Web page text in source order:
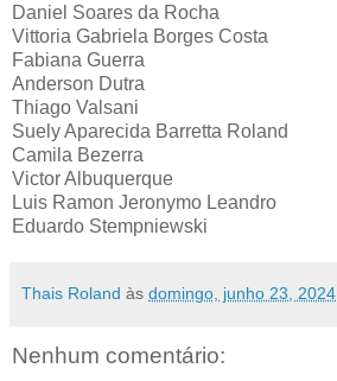
Daniel Soares da Rocha
Vittoria Gabriela Borges Costa
Fabiana Guerra
Anderson Dutra
Thiago Valsani
Suely Aparecida Barretta Roland
Camila Bezerra
Victor Albuquerque
Luis Ramon Jeronymo Leandro
Eduardo Stempniewski
Thais Roland às domingo, junho 23, 2024
Nenhum comentário: